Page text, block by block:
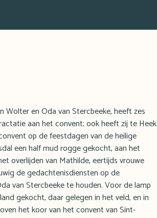
en Oda van Stercbeeke, heeft zes
aan het convent; ook heeft zij te Heek
op de feestdagen van de heilige
een half mud rogge gekocht, aan het
overlijden van Mathilde, eertijds vrouwe
de gedachtenisdiensten op de
van Stercbeeke te houden. Voor de lamp
gekocht, daar gelegen in het veld, en in
het koor van het convent van Sint-